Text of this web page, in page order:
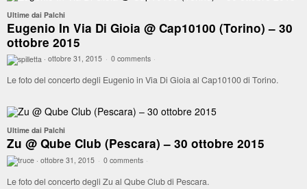
Ultime dai Palchi
Eugenio In Via Di Gioia @ Cap10100 (Torino) – 30
ottobre 2015
· ottobre 31, 2015 · 0 comments ·
Le foto del concerto degli Eugenio in Via Di Gioia al Cap10100 di Torino.
Ultime dai Palchi
Zu @ Qube Club (Pescara) – 30 ottobre 2015
· ottobre 31, 2015 · 0 comments ·
Le foto del concerto degli Zu al Qube Club di Pescara.